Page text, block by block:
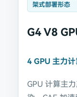
架式部署形态
G4 V8
4 GPU 主力
GPU 计算主